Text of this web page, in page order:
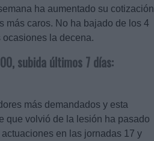
ha aumentado su cotización
más caros. No ha bajado de los 4
la decena.
subida últimos 7 días:
más demandados y esta
que volvió de la lesión ha pasado
en las jornadas 17 y